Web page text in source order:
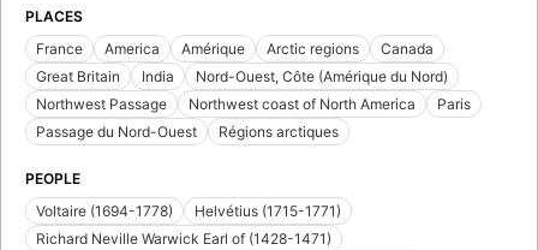
PLACES
France
America Amérique Arctic regions
Canada
Great Britain
India
Nord-Ouest, Côte (Amérique du Nord)
Northwest Passage
Northwest coast of North America
Paris
Passage du Nord-Ouest
Régions arctiques
PEOPLE
Voltaire (1694-1778)
Helvétius (1715-1771)
Richard Neville Warwick Earl of (1428-1471)